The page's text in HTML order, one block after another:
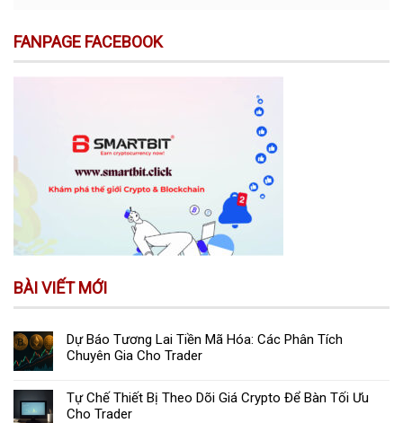
FANPAGE FACEBOOK
BÀI VIẾT MỚI
Dự Báo Tương Lai Tiền Mã Hóa: Các Phân Tích
Chuyên Gia Cho Trader
Tự Chế Thiết Bị Theo Dõi Giá Crypto Để Bàn Tối Ưu
Cho Trader